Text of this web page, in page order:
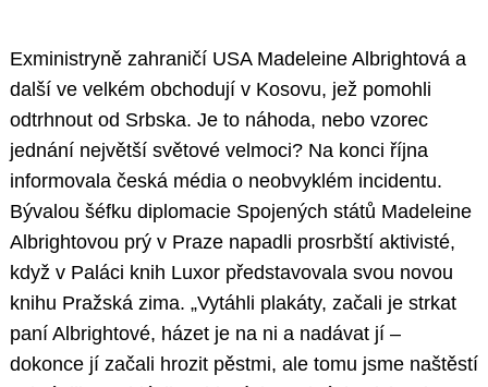
Exministryně zahraničí USA Madeleine Albrightová a
další ve velkém obchodují v Kosovu, jež pomohli
odtrhnout od Srbska. Je to náhoda, nebo vzorec
jednání největší světové velmoci? Na konci října
informovala česká média o neobvyklém incidentu.
Bývalou šéfku diplomacie Spojených států Madeleine
Albrightovou prý v Praze napadli prosrbští aktivisté,
když v Paláci knih Luxor představovala svou novou
knihu Pražská zima. „Vytáhli plakáty, začali je strkat
paní Albrightové, házet je na ni a nadávat jí –
dokonce jí začali hrozit pěstmi, ale tomu jsme naštěstí